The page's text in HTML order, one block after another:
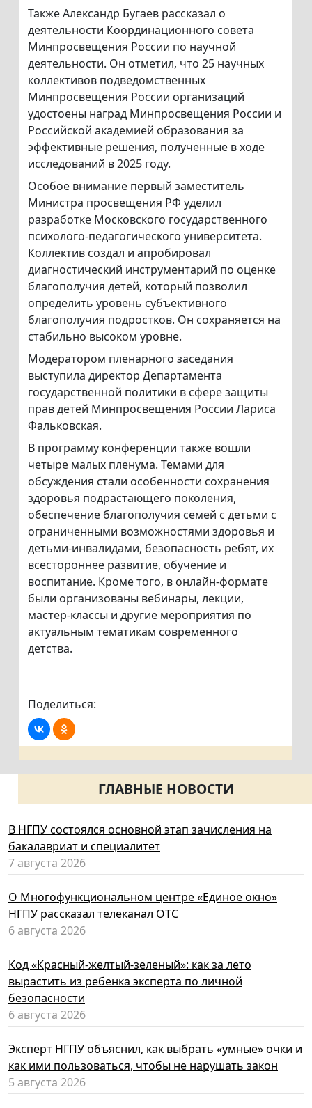
Также Александр Бугаев рассказал о
деятельности Координационного совета
Минпросвещения России по научной
деятельности. Он отметил, что 25 научных
коллективов подведомственных
Минпросвещения России организаций
удостоены наград Минпросвещения России и
Российской академией образования за
эффективные решения, полученные в ходе
исследований в 2025 году.
Особое внимание первый заместитель
Министра просвещения РФ уделил
разработке Московского государственного
психолого-педагогического университета.
Коллектив создал и апробировал
диагностический инструментарий по оценке
благополучия детей, который позволил
определить уровень субъективного
благополучия подростков. Он сохраняется на
стабильно высоком уровне.
Модератором пленарного заседания
выступила директор Департамента
государственной политики в сфере защиты
прав детей Минпросвещения России Лариса
Фальковская.
В программу конференции также вошли
четыре малых пленума. Темами для
обсуждения стали особенности сохранения
здоровья подрастающего поколения,
обеспечение благополучия семей с детьми с
ограниченными возможностями здоровья и
детьми-инвалидами, безопасность ребят, их
всестороннее развитие, обучение и
воспитание. Кроме того, в онлайн-формате
были организованы вебинары, лекции,
мастер-классы и другие мероприятия по
актуальным тематикам современного
детства.
Поделиться:
ГЛАВНЫЕ НОВОСТИ
В НГПУ состоялся основной этап зачисления на
бакалавриат и специалитет
7 августа 2026
О Многофункциональном центре «Единое окно»
НГПУ рассказал телеканал ОТС
6 августа 2026
Код «Красный-желтый-зеленый»: как за лето
вырастить из ребенка эксперта по личной
безопасности
6 августа 2026
Эксперт НГПУ объяснил, как выбрать «умные» очки и
как ими пользоваться, чтобы не нарушать закон
5 августа 2026